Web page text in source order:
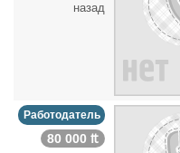
назад
Работодатель
80 000 ₶